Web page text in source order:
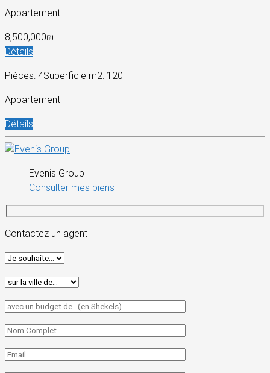
Appartement
8,500,000₪
Détails
Pièces: 4Superficie m2: 120
Appartement
Détails
Evenis Group
Consulter mes biens
Contactez un agent